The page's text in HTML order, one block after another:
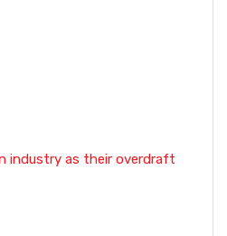
industry as their overdraft